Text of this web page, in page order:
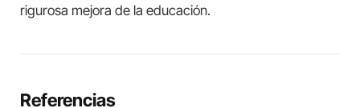
rigurosa mejora de la educación.
Referencias